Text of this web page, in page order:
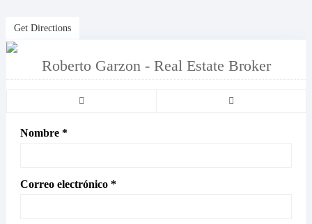
Get Directions
Roberto Garzon - Real Estate Broker
Nombre *
Correo electrónico *